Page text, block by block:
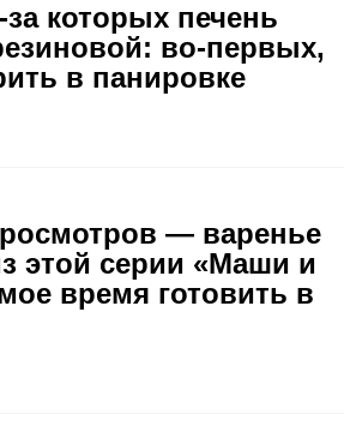
которых печень
во-первых,
в панировке
— варенье
этой серии «Маши и
время готовить в